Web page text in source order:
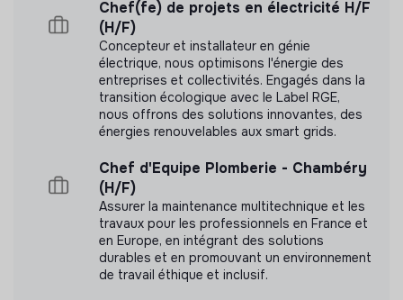
Chef(fe) de projets en électricité H/F
(H/F)
Concepteur et installateur en génie
électrique, nous optimisons l'énergie des
entreprises et collectivités. Engagés dans la
transition écologique avec le Label RGE,
nous offrons des solutions innovantes, des
énergies renouvelables aux smart grids.
Chef d'Equipe Plomberie - Chambéry
(H/F)
Assurer la maintenance multitechnique et les
travaux pour les professionnels en France et
en Europe, en intégrant des solutions
durables et en promouvant un environnement
de travail éthique et inclusif.